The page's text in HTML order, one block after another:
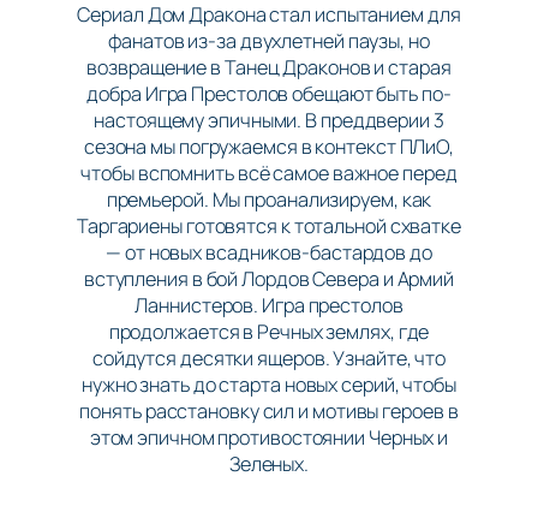
Сериал Дом Дракона стал испытанием для
фанатов из-за двухлетней паузы, но
возвращение в Танец Драконов и старая
добра Игра Престолов обещают быть по-
настоящему эпичными. В преддверии 3
сезона мы погружаемся в контекст ПЛиО,
чтобы вспомнить всё самое важное перед
премьерой. Мы проанализируем, как
Таргариены готовятся к тотальной схватке
— от новых всадников-бастардов до
вступления в бой Лордов Севера и Армий
Ланнистеров. Игра престолов
продолжается в Речных землях, где
сойдутся десятки ящеров. Узнайте, что
нужно знать до старта новых серий, чтобы
понять расстановку сил и мотивы героев в
этом эпичном противостоянии Черных и
Зеленых.